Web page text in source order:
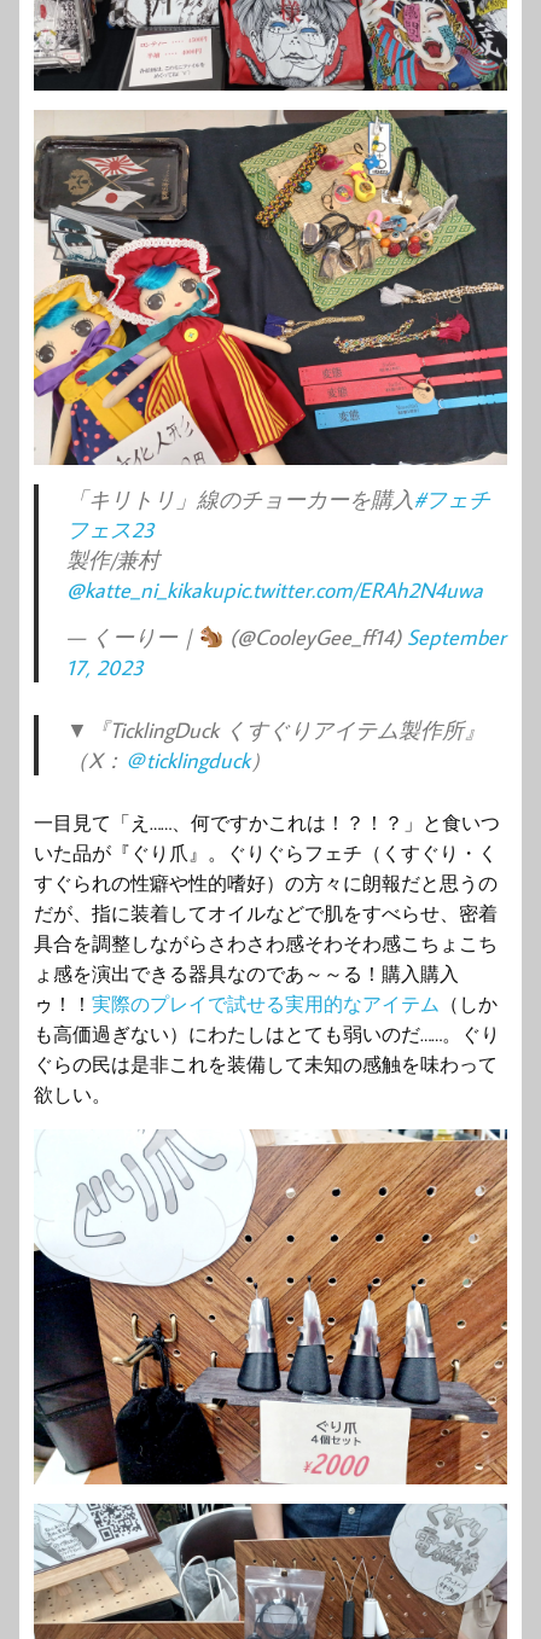
「キリトリ」線のチョーカーを購入#フェチ
フェス23
製作/兼村
@katte_ni_kikakupic.twitter.com/ERAh2N4uwa
— くーりー｜
(@CooleyGee_ff14) September
17, 2023
▼『TicklingDuck くすぐりアイテム製作所』
（X： ＠ticklingduck）
一目見て「え……、何ですかこれは！？！？」と食いつ
いた品が『ぐり爪』。ぐりぐらフェチ（くすぐり・く
すぐられの性癖や性的嗜好）の方々に朗報だと思うの
だが、指に装着してオイルなどで肌をすべらせ、密着
具合を調整しながらさわさわ感そわそわ感こちょこち
ょ感を演出できる器具なのであ～～る！購入購入
ゥ！！ 実際のプレイで試せる実用的なアイテム （しか
も高価過ぎない）にわたしはとても弱いのだ……。ぐり
ぐらの民は是非これを装備して未知の感触を味わって
欲しい。